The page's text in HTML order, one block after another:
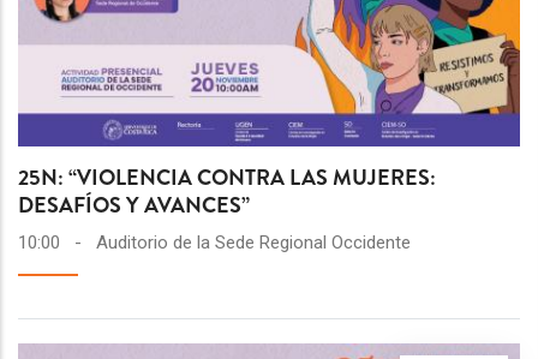
25N: “VIOLENCIA CONTRA LAS MUJERES:
DESAFÍOS Y AVANCES”
10:00 - Auditorio de la Sede Regional Occidente